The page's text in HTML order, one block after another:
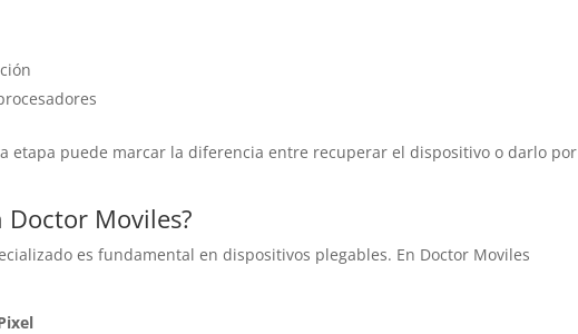
etapa puede marcar la diferencia entre recuperar el dispositivo o darlo por
Moviles?
es fundamental en dispositivos plegables. En Doctor Moviles